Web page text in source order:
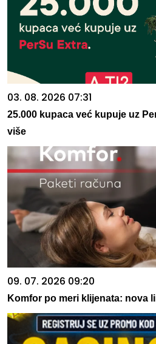
03. 08. 2026 07:31
25.000 kupaca već kupuje uz
više
09. 07. 2026 09:20
Komfor po meri klijenata: nova